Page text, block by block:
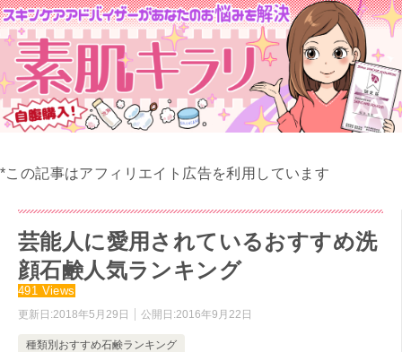
*この記事はアフィリエイト広告を利用しています
芸能人に愛用されているおすすめ洗
顔石鹸人気ランキング
更新日:2018年5月29日 公開日:2016年9月22日
491 Views
種類別おすすめ石鹸ランキング